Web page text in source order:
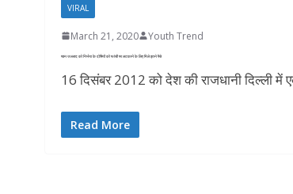
VIRAL
March 21, 2020 Youth Trend
पवन जल्लाद को निर्भया के दोषियों को फांसी पर लटकाने के लिए मिले इतने पैसे
16 दिसंबर 2012 को देश की राजधानी दिल्ली में
Read More